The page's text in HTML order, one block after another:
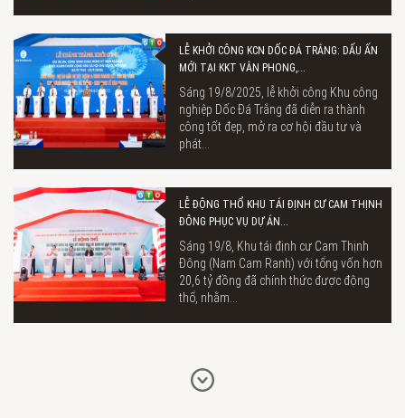
LỄ KHỞI CÔNG KCN DỐC ĐÁ TRẮNG: DẤU ẤN
MỚI TẠI KKT VÂN PHONG,...
Sáng 19/8/2025, lễ khởi công Khu công
nghiệp Dốc Đá Trắng đã diễn ra thành
công tốt đẹp, mở ra cơ hội đầu tư và
phát...
LỄ ĐỘNG THỔ KHU TÁI ĐỊNH CƯ CAM THỊNH
ĐÔNG PHỤC VỤ DỰ ÁN...
Sáng 19/8, Khu tái định cư Cam Thịnh
Đông (Nam Cam Ranh) với tổng vốn hơn
20,6 tỷ đồng đã chính thức được động
thổ, nhằm...